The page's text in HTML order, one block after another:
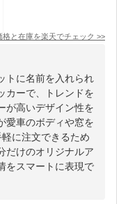
格と在庫を楽天でチェック >>
トに名前を入れられ
カーで、トレンドを
が高いデザイン性を
愛車のボディや窓を
に注文できるため
だけのオリジナルア
をスマートに表現で